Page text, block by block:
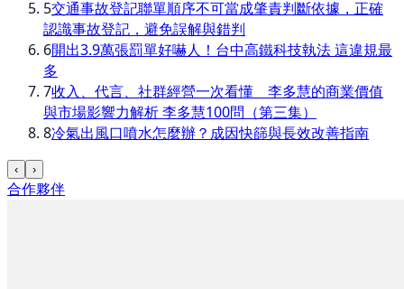
5交通事故登記聯單順序不可當成肇責判斷依據，正確
認識事故登記，避免誤解與錯判
6開出3.9萬張罰單好嚇人！台中高鐵科技執法 這違規最
多
7收入、代言、社群經營一次看懂 李多慧的商業價值
與市場影響力解析 李多慧100問（第三集）
8冷氣出風口噴水怎麼辦？成因快篩與長效改善指南
‹ ›
合作夥伴